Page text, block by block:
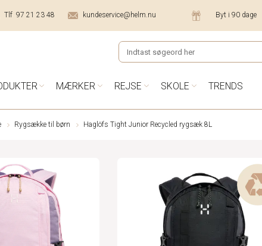
Tlf 97 21 23 48 kundeservice@helm.nu Byt i 90 dage
MÆRKER REJSE SKOLE TRENDS
Rygsække til børn Haglöfs Tight Junior Recycled rygsæk 8L